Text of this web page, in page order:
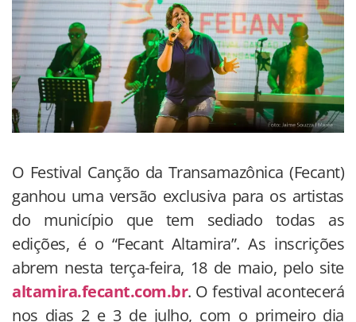
O Festival Canção da Transamazônica (Fecant)
ganhou uma versão exclusiva para os artistas
do município que tem sediado todas as
edições, é o “Fecant Altamira”. As inscrições
abrem nesta terça-feira, 18 de maio, pelo site
altamira.fecant.com.br. O festival acontecerá
nos dias 2 e 3 de julho, com o primeiro dia